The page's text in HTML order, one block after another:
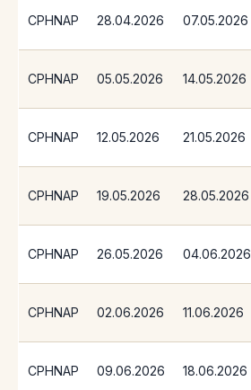
CPHNAP 28.04.2026 07.05.2026
CPHNAP 05.05.2026 14.05.2026
CPHNAP 12.05.2026 21.05.2026
CPHNAP 19.05.2026 28.05.2026
CPHNAP 26.05.2026 04.06.2026
CPHNAP 02.06.2026 11.06.2026
CPHNAP 09.06.2026 18.06.2026